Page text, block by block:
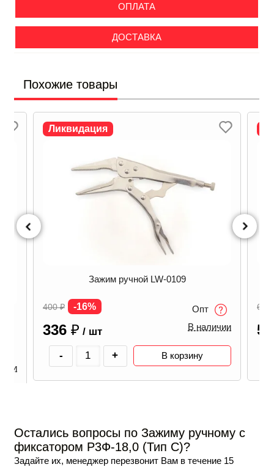
ОПЛАТА
ДОСТАВКА
Похожие товары
Ликвидация
Зажим ручной LW-0109
400₽ -16%
336 ₽ / шт
Опт
В наличии
- + В корзину
620
Остались вопросы по Зажиму ручному с
фиксатором Р3Ф-18,0 (Тип С)?
Задайте их, менеджер перезвонит Вам в течение 15